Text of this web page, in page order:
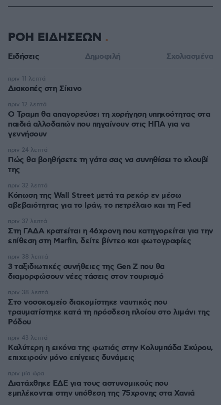
ΡΟΗ ΕΙΔΗΣΕΩΝ
Ειδήσεις Δημοφιλή Σχολιασμένα
Διακοπές στη Σίκινο
πριν 11 λεπτά
Ο Τραμπ θα απαγορεύσει τη χορήγηση υπηκοότητας στα
παιδιά αλλοδαπών που πηγαίνουν στις ΗΠΑ για να
γεννήσουν
πριν 12 λεπτά
Πώς θα βοηθήσετε τη γάτα σας να συνηθίσει το κλουβί
της
πριν 24 λεπτά
Κόπωση της Wall Street μετά τα ρεκόρ εν μέσω
αβεβαιότητας για το Ιράν, το πετρέλαιο και τη Fed
πριν 32 λεπτά
Στη ΓΑΔΑ κρατείται η 46χρονη που κατηγορείται για την
επίθεση στη Marfin, δείτε βίντεο και φωτογραφίες
πριν 37 λεπτά
3 ταξιδιωτικές συνήθειες της Gen Z που θα
διαμορφώσουν νέες τάσεις στον τουρισμό
πριν 38 λεπτά
Στο νοσοκομείο διακομίστηκε ναυτικός που
τραυματίστηκε κατά τη πρόσδεση πλοίου στο λιμάνι της
Ρόδου
πριν 38 λεπτά
Καλύτερη η εικόνα της φωτιάς στην Κολυμπάδα Σκύρου,
επιχειρούν μόνο επίγειες δυνάμεις
πριν 43 λεπτά
Διατάχθηκε ΕΔΕ για τους αστυνομικούς που
εμπλέκονται στην υπόθεση της 75χρονης στα Χανιά
πριν μία ώρα